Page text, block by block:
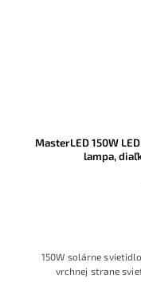
MasterLED 150W
lampa,
150W solárne
vrchnej strane